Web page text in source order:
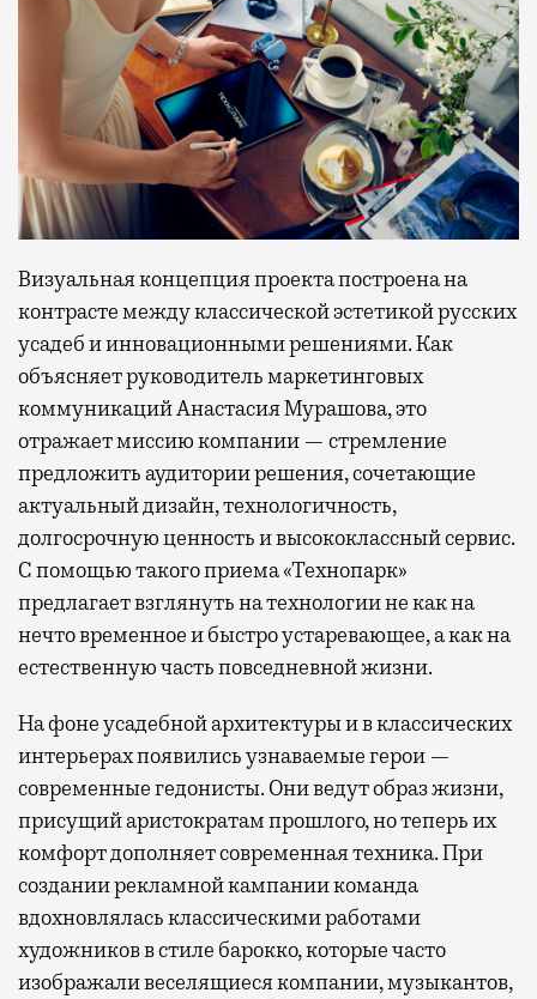
Визуальная концепция проекта построена на
контрасте между классической эстетикой русских
усадеб и инновационными решениями. Как
объясняет руководитель маркетинговых
коммуникаций Анастасия Мурашова, это
отражает миссию компании — стремление
предложить аудитории решения, сочетающие
актуальный дизайн, технологичность,
долгосрочную ценность и высококлассный сервис.
С помощью такого приема «Технопарк»
предлагает взглянуть на технологии не как на
нечто временное и быстро устаревающее, а как на
естественную часть повседневной жизни.
На фоне усадебной архитектуры и в классических
интерьерах появились узнаваемые герои —
современные гедонисты. Они ведут образ жизни,
присущий аристократам прошлого, но теперь их
комфорт дополняет современная техника. При
создании рекламной кампании команда
вдохновлялась классическими работами
художников в стиле барокко, которые часто
изображали веселящиеся компании, музыкантов,